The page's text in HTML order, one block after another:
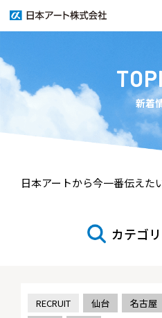
新着
日本アートから今一番伝えた
カテゴ
RECRUIT 仙台 名古屋